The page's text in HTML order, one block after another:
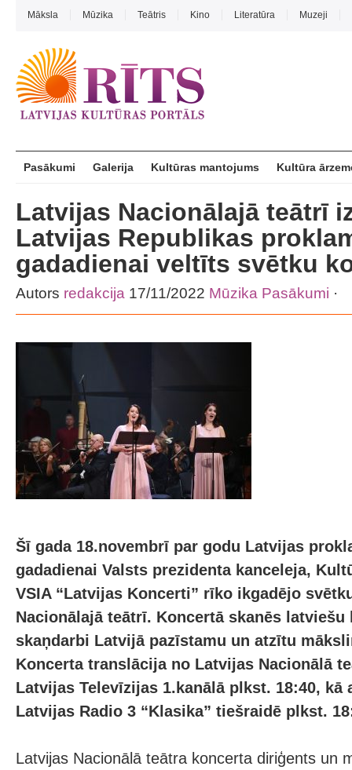
Māksla Mūzika Teātris Kino Literatūra Muzeji
Pasākumi Galerija Kultūras mantojums Kultūra
Latvijas Nacionālajā teātrī
Latvijas Republikas
gadadienai veltīts svētku
Autors redakcija 17/11/2022 Mūzika Pasākumi ·
Šī gada 18.novembrī par godu Latvijas
gadadienai Valsts prezidenta kanceleja,
VSIA “Latvijas Koncerti” rīko ikgadējo
Nacionālajā teātrī. Koncertā skanēs latviešu
skaņdarbi Latvijā pazīstamu un atzītu
Koncerta translācija no Latvijas Nacionālā
Latvijas Televīzijas 1.kanālā plkst. 18:40, kā
Latvijas Radio 3 “Klasika” tiešraidē plkst.
Latvijas Nacionālā teātra koncerta diriģents un